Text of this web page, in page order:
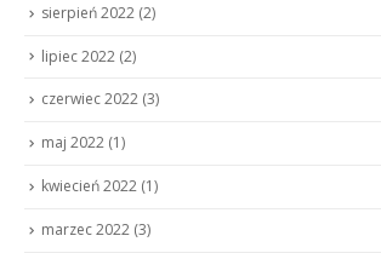
sierpień 2022 (2)
lipiec 2022 (2)
czerwiec 2022 (3)
maj 2022 (1)
kwiecień 2022 (1)
marzec 2022 (3)